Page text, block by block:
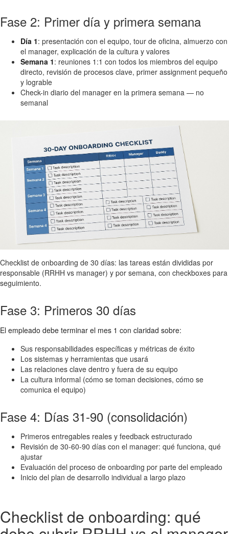
Fase 2: Primer día y primera semana
Día 1: presentación con el equipo, tour de oficina, almuerzo con
el manager, explicación de la cultura y valores
Semana 1: reuniones 1:1 con todos los miembros del equipo
directo, revisión de procesos clave, primer assignment pequeño
y lograble
Check-in diario del manager en la primera semana — no
semanal
Checklist de onboarding de 30 días: las tareas están divididas por
responsable (RRHH vs manager) y por semana, con checkboxes para
seguimiento.
Fase 3: Primeros 30 días
El empleado debe terminar el mes 1 con claridad sobre:
Sus responsabilidades específicas y métricas de éxito
Los sistemas y herramientas que usará
Las relaciones clave dentro y fuera de su equipo
La cultura informal (cómo se toman decisiones, cómo se
comunica el equipo)
Fase 4: Días 31-90 (consolidación)
Primeros entregables reales y feedback estructurado
Revisión de 30-60-90 días con el manager: qué funciona, qué
ajustar
Evaluación del proceso de onboarding por parte del empleado
Inicio del plan de desarrollo individual a largo plazo
Checklist de onboarding: qué